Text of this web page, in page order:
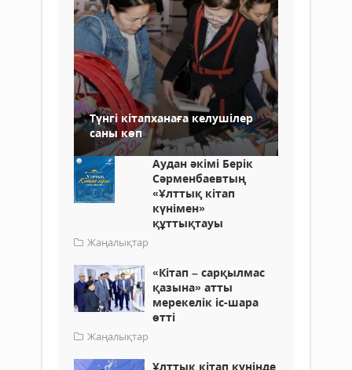
Түнгі кітапханаға келушілер
саны көп
Аудан әкімі Берік
Сәрменбаевтың
«Ұлттық кітап
күнімен»
құттықтауы
Жаңалықтар
«Кітап – сарқылмас
қазына» атты
мерекелік іс-шара
өтті
Жаңалықтар
Ұлттық кітап күнінде